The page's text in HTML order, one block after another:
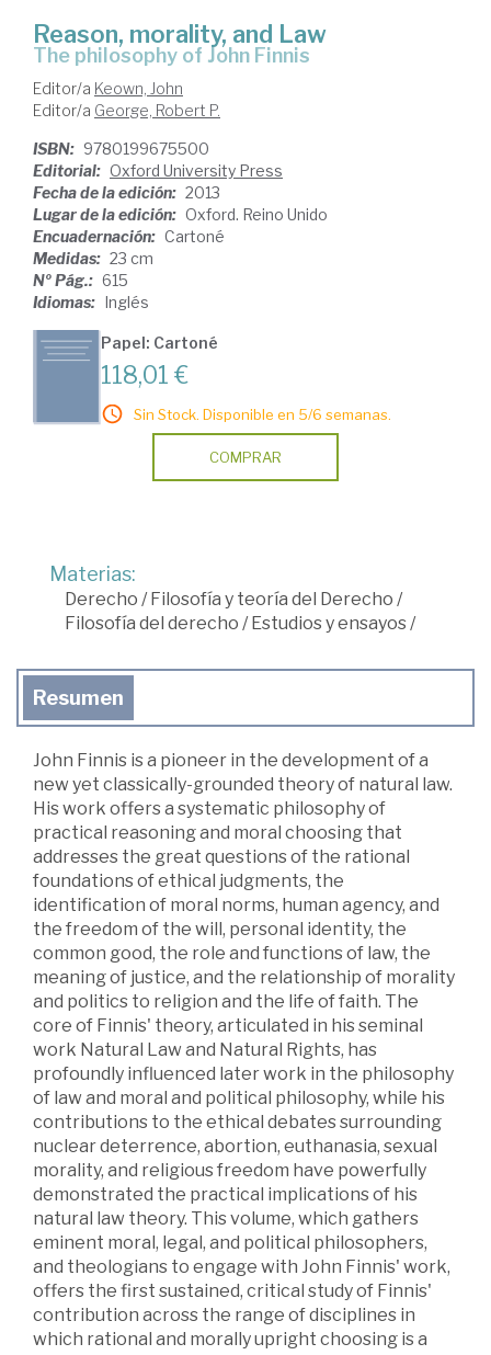
Reason, morality, and Law
the philosophy of John Finnis
Editor/a Keown, John
Editor/a George, Robert P.
ISBN: 9780199675500
Editorial: Oxford University Press
Fecha de la edición: 2013
Lugar de la edición: Oxford. Reino Unido
Encuadernación: Cartoné
Medidas: 23 cm
Nº Pág.: 615
Idiomas: Inglés
Papel: Cartoné
118,01 €
Sin Stock. Disponible en 5/6 semanas.
COMPRAR
Materias:
Derecho / Filosofía y teoría del Derecho /
Filosofía del derecho / Estudios y ensayos/
Resumen
John Finnis is a pioneer in the development of a
new yet classically-grounded theory of natural law.
His work offers a systematic philosophy of
practical reasoning and moral choosing that
addresses the great questions of the rational
foundations of ethical judgments, the
identification of moral norms, human agency, and
the freedom of the will, personal identity, the
common good, the role and functions of law, the
meaning of justice, and the relationship of morality
and politics to religion and the life of faith. The
core of Finnis' theory, articulated in his seminal
work Natural Law and Natural Rights, has
profoundly influenced later work in the philosophy
of law and moral and political philosophy, while his
contributions to the ethical debates surrounding
nuclear deterrence, abortion, euthanasia, sexual
morality, and religious freedom have powerfully
demonstrated the practical implications of his
natural law theory. This volume, which gathers
eminent moral, legal, and political philosophers,
and theologians to engage with John Finnis' work,
offers the first sustained, critical study of Finnis'
contribution across the range of disciplines in
which rational and morally upright choosing is a